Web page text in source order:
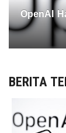
OpenAI
BERITA